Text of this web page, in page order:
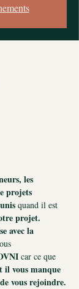
les
projets
quand il est
projet.
avec la
car ce que
il vous manque
vous rejoindre.